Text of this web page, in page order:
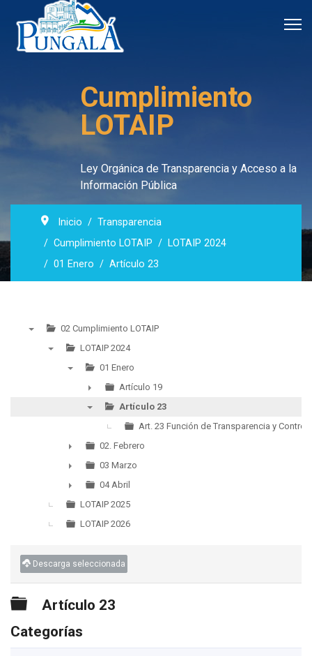
Cumplimiento
LOTAIP
Ley Orgánica de Transparencia y Acceso a la
Información Pública
Inicio
Transparencia
Cumplimiento LOTAIP
LOTAIP 2024
01 Enero
Artículo 23
02 Cumplimiento LOTAIP
LOTAIP 2024
01 Enero
►
Artículo 19
Artículo 23
Art. 23 Función de Transparencia y Control
►
02. Febrero
►
03 Marzo
►
04 Abril
LOTAIP 2025
LOTAIP 2026
Descarga seleccionada
Carpeta
Artículo 23
Categorías